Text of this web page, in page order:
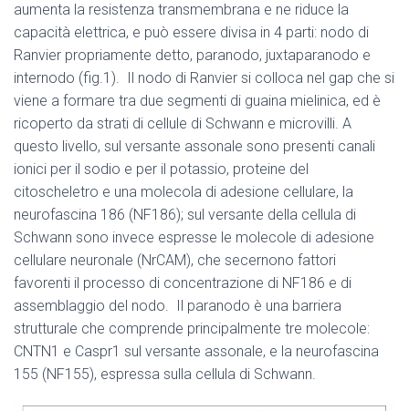
aumenta la resistenza transmembrana e ne riduce la
capacità elettrica, e può essere divisa in 4 parti: nodo di
Ranvier propriamente detto, paranodo, juxtaparanodo e
internodo (fig.1). Il nodo di Ranvier si colloca nel gap che si
viene a formare tra due segmenti di guaina mielinica, ed è
ricoperto da strati di cellule di Schwann e microvilli. A
questo livello, sul versante assonale sono presenti canali
ionici per il sodio e per il potassio, proteine del
citoscheletro e una molecola di adesione cellulare, la
neurofascina 186 (NF186); sul versante della cellula di
Schwann sono invece espresse le molecole di adesione
cellulare neuronale (NrCAM), che secernono fattori
favorenti il processo di concentrazione di NF186 e di
assemblaggio del nodo. Il paranodo è una barriera
strutturale che comprende principalmente tre molecole:
CNTN1 e Caspr1 sul versante assonale, e la neurofascina
155 (NF155), espressa sulla cellula di Schwann.